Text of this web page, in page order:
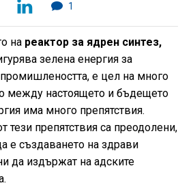
1
на реактор за ядрен синтез,
зелена енергия за
е цел на много
между настоящето и бъдещето
има много препятствия.
тези препятствия са преодолени,
е създаването на здрави
да издържат на адските